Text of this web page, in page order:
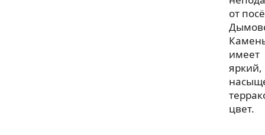
от
имеет
яркий,
цвет.